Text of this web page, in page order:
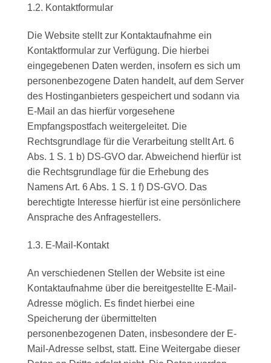
1.2. Kontaktformular
Die Website stellt zur Kontaktaufnahme ein
Kontaktformular zur Verfügung. Die hierbei
eingegebenen Daten werden, insofern es sich um
personenbezogene Daten handelt, auf dem Server
des Hostinganbieters gespeichert und sodann via
E-Mail an das hierfür vorgesehene
Empfangspostfach weitergeleitet. Die
Rechtsgrundlage für die Verarbeitung stellt Art. 6
Abs. 1 S. 1 b) DS-GVO dar. Abweichend hierfür ist
die Rechtsgrundlage für die Erhebung des
Namens Art. 6 Abs. 1 S. 1 f) DS-GVO. Das
berechtigte Interesse hierfür ist eine persönlichere
Ansprache des Anfragestellers.
1.3. E-Mail-Kontakt
An verschiedenen Stellen der Website ist eine
Kontaktaufnahme über die bereitgestellte E-Mail-
Adresse möglich. Es findet hierbei eine
Speicherung der übermittelten
personenbezogenen Daten, insbesondere der E-
Mail-Adresse selbst, statt. Eine Weitergabe dieser